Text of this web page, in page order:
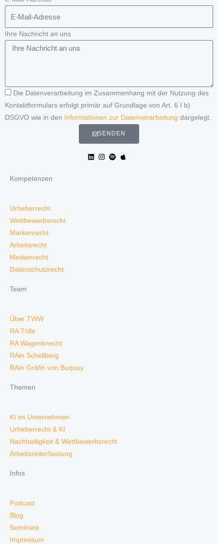
Ihre Nachricht an uns
Die Datenverarbeitung im Zusammenhang mit der Nutzung des
Kontaktformulars erfolgt primär auf Grundlage von Art. 6 I b)
DSGVO wie in den
Informationen zur Datenverarbeitung dargelegt.
SENDEN
Kompetenzen
Urheberrecht
Wettbewerbsrecht
Markenrecht
Arbeitsrecht
Medienrecht
Datenschutzrecht
Team
Über TWW
RA Tölle
RA Wagenknecht
RAin Schellberg
RAin Gräfin von Buqouy
Themen
KI im Unternehmen
Urheberrecht & KI
Nachhaltigkeit & Wettbewerbsrecht
Arbeitszeiterfassung
Infos
Podcast
Blog
Seminare
Impressum